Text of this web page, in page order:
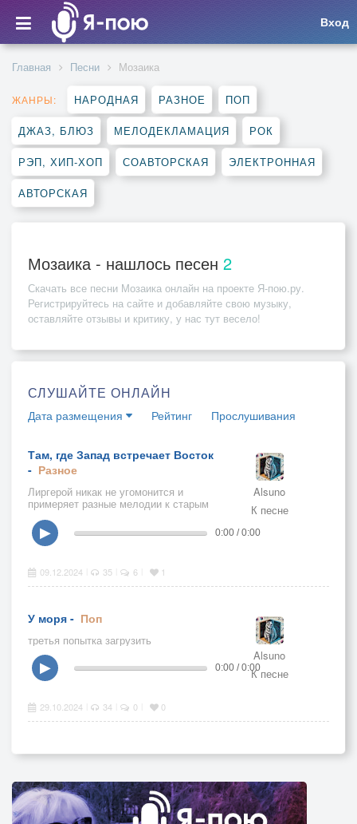
Вход
Главная Песни Мозаика
ЖАНРЫ: НАРОДНАЯ РАЗНОЕ ПОП
ДЖАЗ, БЛЮЗ МЕЛОДЕКЛАМАЦИЯ РОК
РЭП, ХИП-ХОП СОАВТОРСКАЯ ЭЛЕКТРОННАЯ
АВТОРСКАЯ
Мозаика - нашлось песен 2
Скачать все песни Мозаика онлайн на проекте Я-пою.ру.
Регистрируйтесь на сайте и добавляйте свою музыку,
оставляйте отзывы и критику, у нас тут весело!
СЛУШАЙТЕ ОНЛАЙН
Дата размещения Рейтинг Прослушивания
Там, где Запад встречает Восток
- Разное
Лиргерой никак не угомонится и
примеряет разные мелодии к старым
словам
Alsuno
К песне
▶ 0:00 / 0:00
09.12.2024 35 6 1
У моря - Поп
третья попытка загрузить
Alsuno
К песне
▶ 0:00 / 0:00
29.10.2024 34 0 0